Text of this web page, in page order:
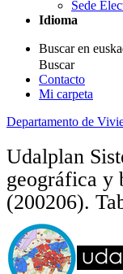
Sede
Idioma
Buscar en
Buscar
Contacto
Mi carpeta
Departamento de
Udalplan
geográfica y
(200206).